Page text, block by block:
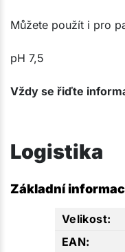
Můžete použít i pro
pH 7,5​
Vždy se řiďte
Logistika
Základní